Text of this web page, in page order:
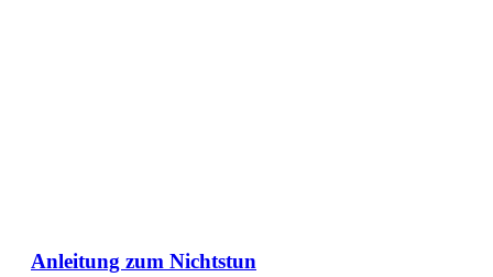
Anleitung zum Nichtstun